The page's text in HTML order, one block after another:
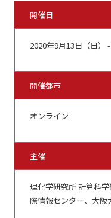
開催日
2020年9月13日（日） -
開催都市
オンライン
主催
理化学研究所 計算科
際情報センター、大阪